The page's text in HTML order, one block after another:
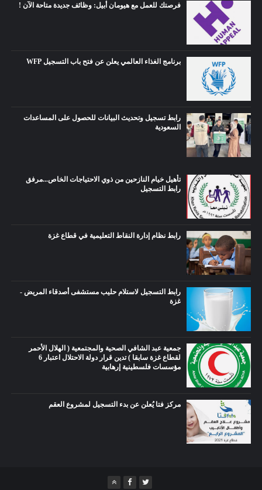
فرصتك للعمل مع هيومان أبيل: وظائف جديدة متاحة الآن !
برنامج الغذاء العالمي يعلن عن فتح باب التسجيل WFP
رابط تسجيل وتحديث البيانات للحصول على المساعدات
السعودية
تأهيل خيام النازحين من ذوي الاحتياجات الخاص...مرفق
رابط التسجيل
رابط نظام إدارة النقاط التعليمية في قطاع غزة
رابط التسجيل لاستلام حليب مستشفى أصدقاء المريض -
غزة
جمعية عبد الشافي الصحية والمجتمعية ( الهلال الأحمر
لقطاع غزة سابقا ) تدين قرار دولة الاحتلال اعتبار 6
مؤسسات فلسطينية إرهابية
مركز فتا يُعلن عن بدء التسجيل لمشروع العقم